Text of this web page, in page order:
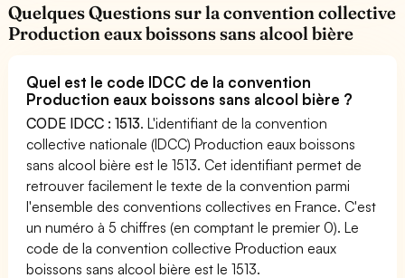
Quelques Questions sur la convention collective
Production eaux boissons sans alcool bière
Quel est le code IDCC de la convention
Production eaux boissons sans alcool bière ?
CODE IDCC : 1513. L'identifiant de la convention
collective nationale (IDCC) Production eaux boissons
sans alcool bière est le 1513. Cet identifiant permet de
retrouver facilement le texte de la convention parmi
l'ensemble des conventions collectives en France. C'est
un numéro à 5 chiffres (en comptant le premier 0). Le
code de la convention collective Production eaux
boissons sans alcool bière est le 1513.